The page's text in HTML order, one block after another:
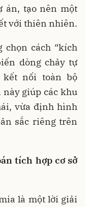
án, tạo nên một
với thiên nhiên.
cách “kích
dòng chảy tự
kết nối toàn bộ
này giúp các khu
vừa định hình
sắc riêng trên
tích hợp cơ sở
là một lời giải